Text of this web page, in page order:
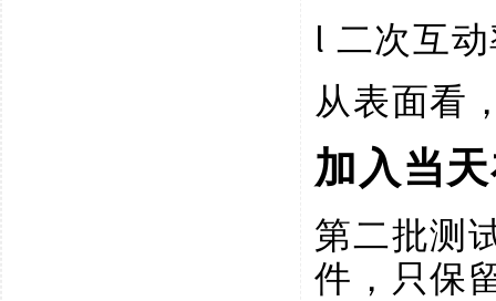
l 二次互
从表面看
加入当
第二批测
件，只保